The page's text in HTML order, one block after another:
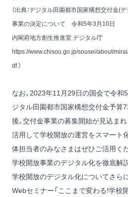
（出典：デジタル田園都市国家構想交付金(
事業の決定について 令和5年3月10日
内閣府地方創生推進室 デジタル庁
https://www.chisou.go.jp/sousei/about/
df）
なお、2023年11月29日の国会で令
ジタル⽥園都市国家構想交付⾦予算
後、交付金事業の募集開始が見込ま
活用して学校開放の運営をスマート
体担当者のみなさまはぜひご活用くだ
学校開放事業のデジタル化を徹底解
学校開放のデジタル化についてさら
Webセミナー「ここまで変わる!学校